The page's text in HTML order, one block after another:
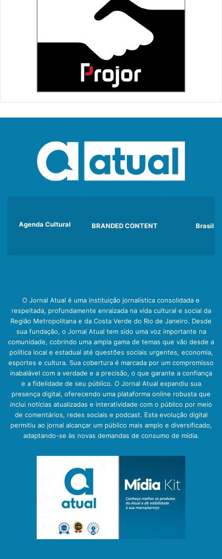
Agenda Cultural BRANDED CONTENT Brasil
O Jornal Atual é uma instituição jornalística consolidada e
respeitada, profundamente enraizada na vida cultural e social da
Região Metropolitana e da Costa Verde do Rio de Janeiro. Desde
sua fundação, o Jornal Atual tem sido uma voz importante na
comunidade, cobrindo uma ampla gama de temas que vão desde a
política local e estadual até questões sociais urgentes, economia,
esportes e cultura. Sua cobertura é marcada por um compromisso
inabalável com a verdade e a precisão, o que garante a confiança
e a fidelidade de seu público. O Jornal Atual expandiu sua
presença digital, oferecendo uma plataforma online robusta que
inclui notícias atualizadas e interatividade com o público por meio
de comentários, redes sociais e podcast. Esta evolução digital
permitiu ao jornal alcançar um público mais amplo e diversificado,
adaptando-se às novas demandas de consumo de mídia.